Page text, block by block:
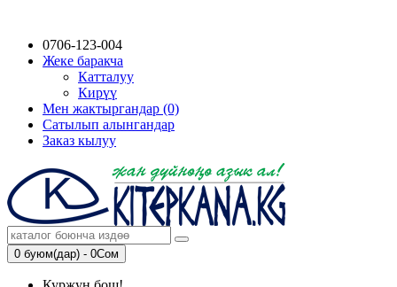
0706-123-004
Жеке баракча
Катталуу
Кирүү
Мен жактыргандар (0)
Сатылып алынгандар
Заказ кылуу
0 буюм(дар) - 0Сом